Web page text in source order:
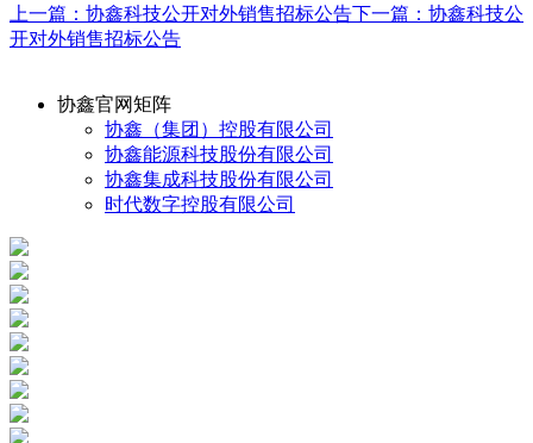
上一篇：协鑫科技公开对外销售招标公告下一篇：协鑫科技公
开对外销售招标公告
协鑫官网矩阵
协鑫（集团）控股有限公司
协鑫能源科技股份有限公司
协鑫集成科技股份有限公司
时代数字控股有限公司